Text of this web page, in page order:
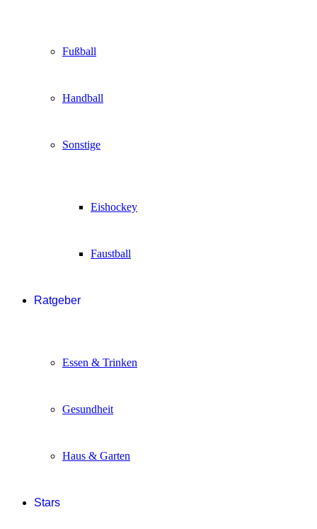
Fußball
Handball
Sonstige
Eishockey
Faustball
Ratgeber
Essen & Trinken
Gesundheit
Haus & Garten
Stars